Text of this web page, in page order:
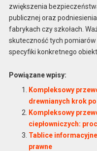
zwiększenia
publicznej oraz
fabrykach czy szkołach.
skuteczność tych
specyfiki konkretnego
Powiązane wpisy:
Kompleksowy
drewnianych krok
Kompleksowy
ciepłowniczych:
Tablice
prawne